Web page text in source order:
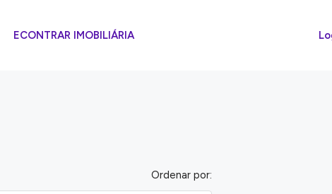
ECONTRAR IMOBILIÁRIA
Ordenar por: